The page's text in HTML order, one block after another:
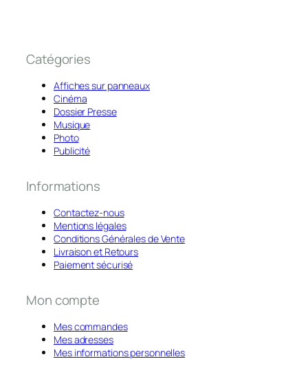
Catégories
Affiches sur panneaux
Cinéma
Dossier Presse
Musique
Photo
Publicité
Informations
Contactez-nous
Mentions légales
Conditions Générales de Vente
Livraison et Retours
Paiement sécurisé
Mon compte
Mes commandes
Mes adresses
Mes informations personnelles